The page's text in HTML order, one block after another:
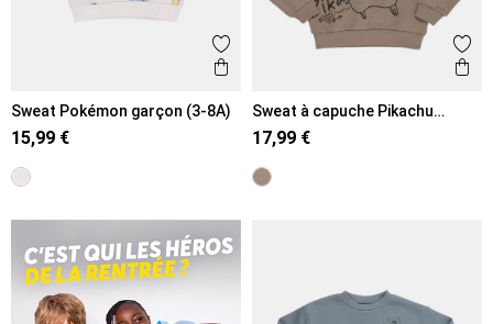
Ajouter aux favoris
Aperçu rapide
Sweat Pokémon garçon (3-8A)
15,99 €
Sweat à capuche Pikachu
garçon (5-12A)
17,99 €